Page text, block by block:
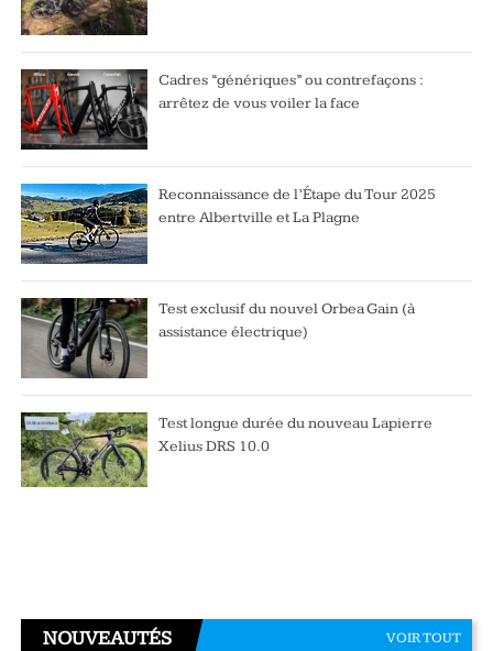
Cadres “génériques” ou contrefaçons :
arrêtez de vous voiler la face
Reconnaissance de l’Étape du Tour 2025
entre Albertville et La Plagne
Test exclusif du nouvel Orbea Gain (à
assistance électrique)
Test longue durée du nouveau Lapierre
Xelius DRS 10.0
NOUVEAUTÉS VOIR TOUT